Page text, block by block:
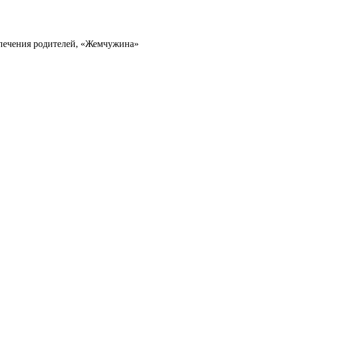
родителей, «Жемчужина»